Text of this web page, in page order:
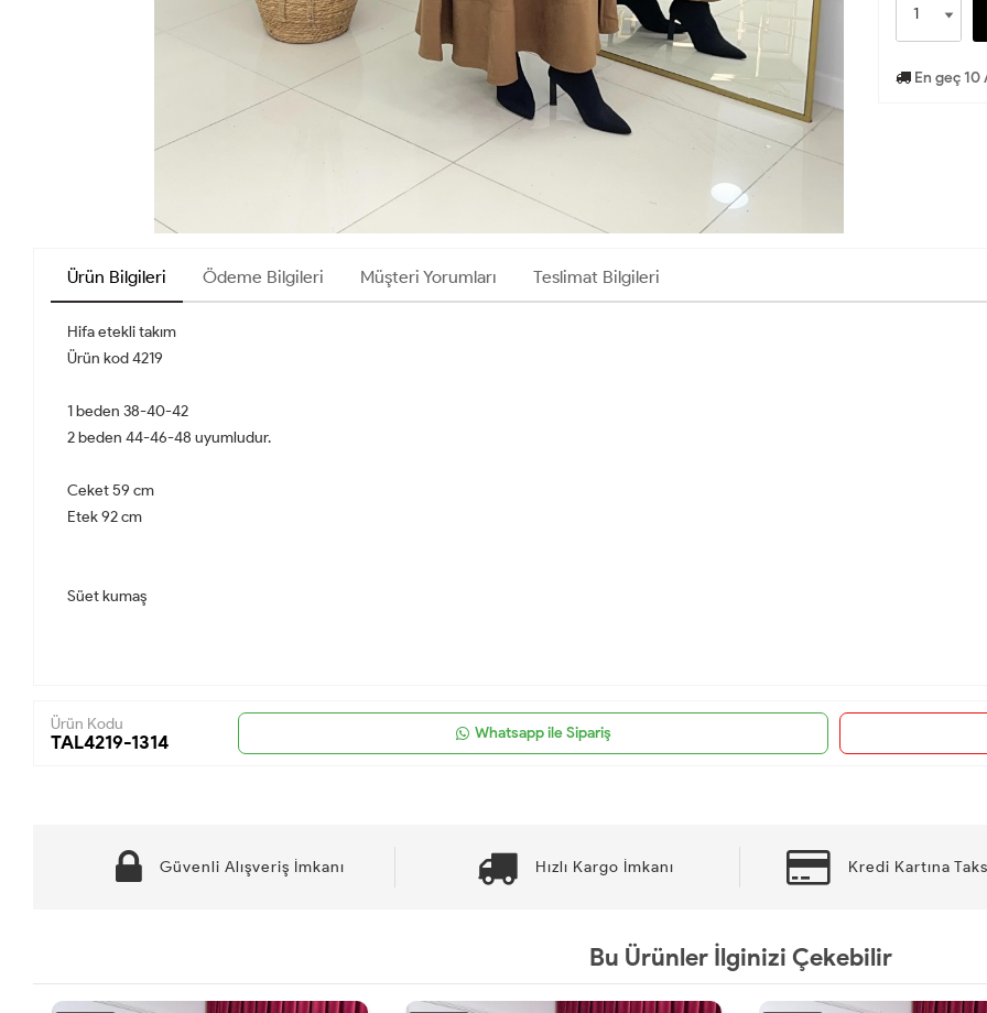
En geç 10
Ürün Bilgileri Ödeme Bilgileri Müşteri Yorumları Teslimat Bilgileri
Hifa etekli takım
Ürün kod 4219
1 beden 38-40-42
2 beden 44-46-48 uyumludur.
Ceket 59 cm
Etek 92 cm
Süet kumaş
Ürün Kodu
TAL4219-1314 Whatsapp ile Sipariş
Güvenli Alışveriş İmkanı Hızlı Kargo İmkanı Kredi Kartına
Bu Ürünler İlginizi Çekebilir